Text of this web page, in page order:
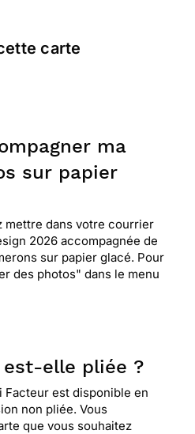
carte
ma
sur papier
mettre dans votre courrier
2026 accompagnée de
sur papier glacé. Pour
des photos" dans le menu
est-elle pliée ?
est disponible en
non pliée. Vous
que vous souhaitez